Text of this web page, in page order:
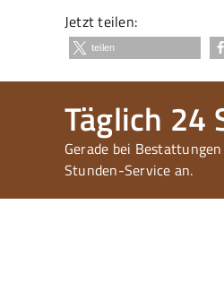
Jetzt teilen:
teilen
Täglich 24
Gerade bei
Stunden-Service an.